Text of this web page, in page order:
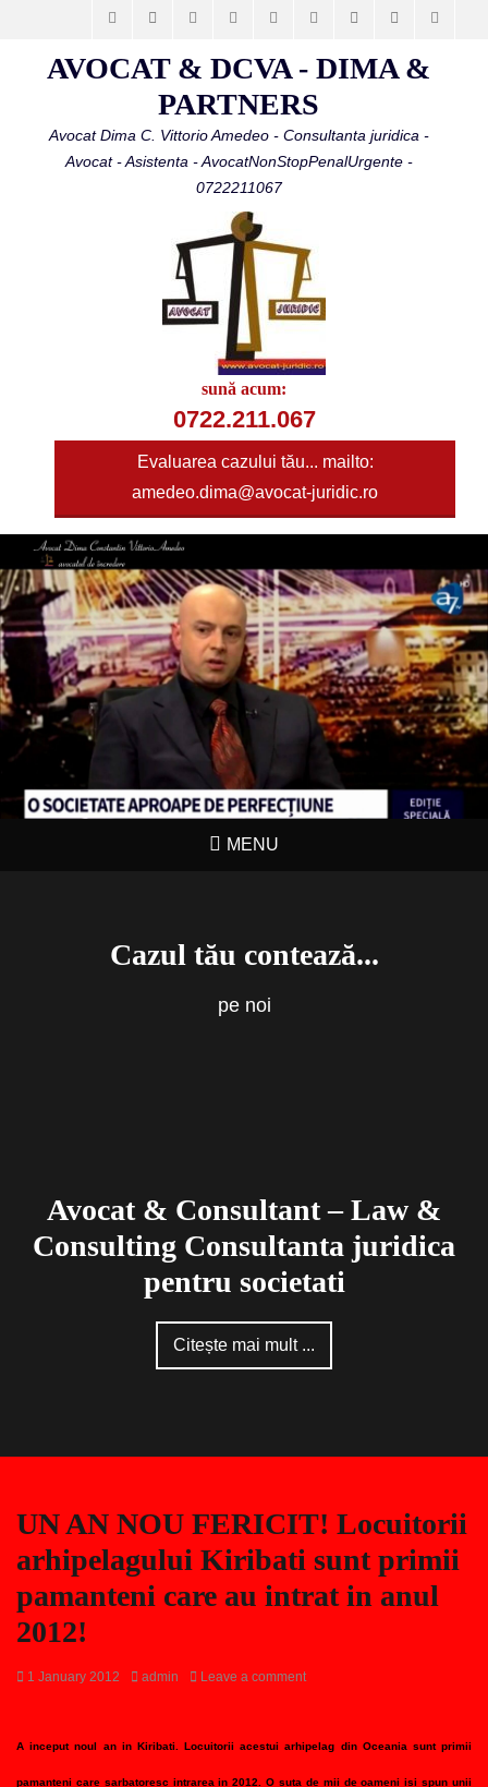
FacebookEmail LinkedInVimeo YouTubeInstagramWebsite Phone
AVOCAT & DCVA - DIMA &
PARTNERS
Avocat Dima C. Vittorio Amedeo - Consultanta juridica -
Avocat - Asistenta - AvocatNonStopPenalUrgente -
0722211067
sună acum:
0722.211.067
Evaluarea cazului tău... mailto:
amedeo.dima@avocat-juridic.ro
MENU
Cazul tău contează...
pe noi
Avocat & Consultant – Law &
Consulting Consultanta juridica
pentru societati
Citește mai mult ...
UN AN NOU FERICIT! Locuitorii
arhipelagului Kiribati sunt primii
pamanteni care au intrat in anul
2012!
Posted
1 January 2012 Author
admin Leave a comment
A inceput noul an in Kiribati. Locuitorii acestui arhipelag din Oceania sunt primii
pamanteni care sarbatoresc intrarea in 2012. O suta de mii de oameni isi spun unii